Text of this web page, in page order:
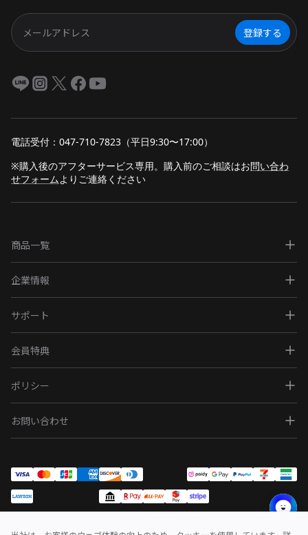
方、そして用途別の活用法を徹底
解説。安全でエコな未来の電力を
詳しく探ってみましょう。
登録する
電話受付：047-710-7823（平日9:30〜17:00）
※購入後のアフターサービス専用。購入前のご相談はお問い合わ
せフォームよりご連絡ください
商品一覧
企業情報
サポート
会員特典
ポリシー
お問い合わせ